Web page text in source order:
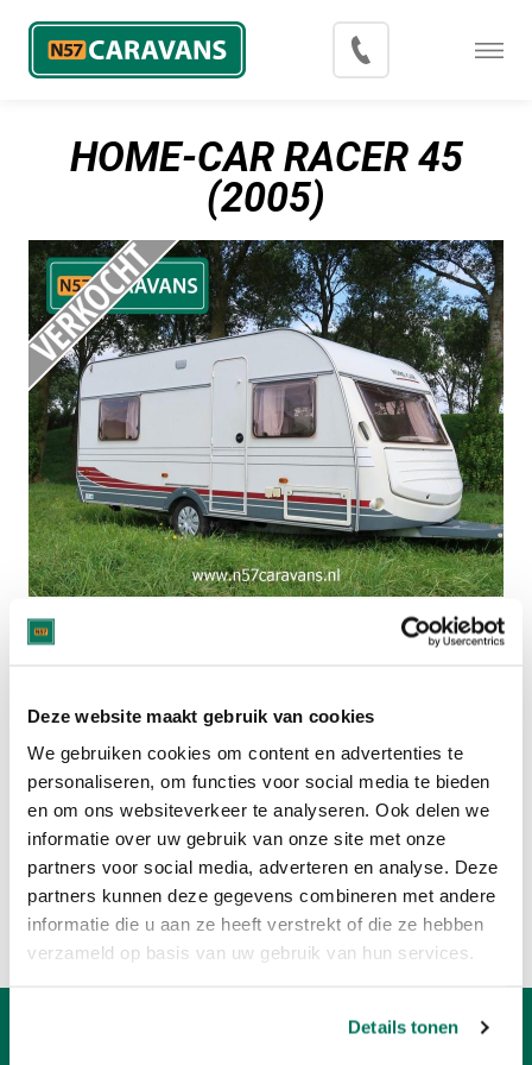
Deze website maakt gebruik van cookies
We gebruiken cookies om content en advertenties te
personaliseren, om functies voor social media te bieden
en om ons websiteverkeer te analyseren. Ook delen we
informatie over uw gebruik van onze site met onze
partners voor social media, adverteren en analyse. Deze
partners kunnen deze gegevens combineren met andere
informatie die u aan ze heeft verstrekt of die ze hebben
verzameld op basis van uw gebruik van hun services.
Details tonen
HOME-CAR RACER 45
(2005)
HOME-CAR CARAVANS
CARAVANS MET 4 SLAAPPLAATSEN
Of bekijk:
Volledig caravan aanbod
Verkoop uw caravan
Menu
Export
Contact
Over N57 Caravans